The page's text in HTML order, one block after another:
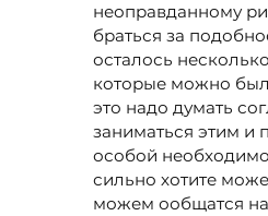
неоправданному
браться за
осталось
которые можно
это надо думать
заниматься этим и
особой
сильно хотите
можем ообщатся